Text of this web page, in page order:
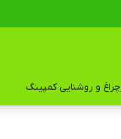
چراغ و روشنایی کمپینگ